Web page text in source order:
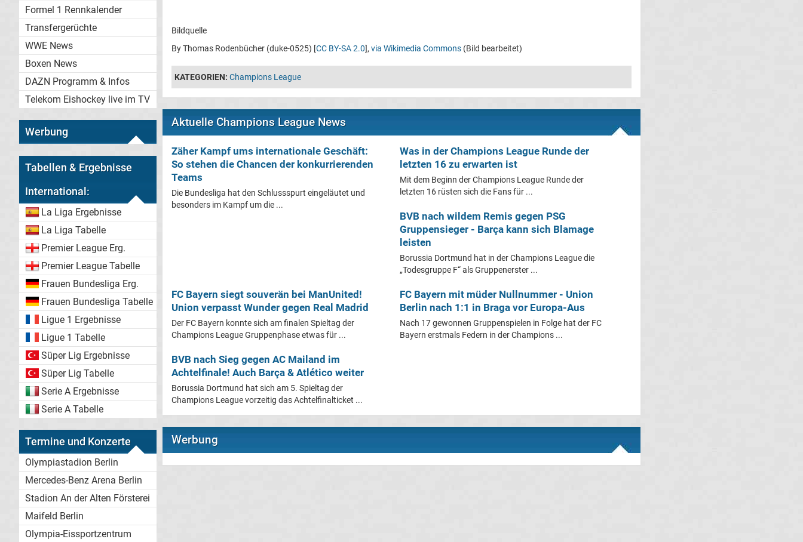
Formel 1 Rennkalender
Transfergerüchte
WWE News
Boxen News
DAZN Programm & Infos
Telekom Eishockey live im TV
Werbung
Tabellen & Ergebnisse
International:
La Liga Ergebnisse
La Liga Tabelle
Premier League Erg.
Premier League Tabelle
Frauen Bundesliga Erg.
Frauen Bundesliga Tabelle
Ligue 1 Ergebnisse
Ligue 1 Tabelle
Süper Lig Ergebnisse
Süper Lig Tabelle
Serie A Ergebnisse
Serie A Tabelle
Termine und Konzerte
Olympiastadion Berlin
Mercedes-Benz Arena Berlin
Stadion An der Alten Försterei
Maifeld Berlin
Olympia-Eissportzentrum
Bildquelle
By Thomas Rodenbücher (duke-0525) [CC BY-SA 2.0], via Wikimedia Commons (Bild bearbeitet)
KATEGORIEN: Champions League
Aktuelle Champions League News
Zäher Kampf ums internationale Geschäft:
So stehen die Chancen der konkurrierenden
Teams
Die Bundesliga hat den Schlussspurt eingeläutet und
besonders im Kampf um die ...
Was in der Champions League Runde der
letzten 16 zu erwarten ist
Mit dem Beginn der Champions League Runde der
letzten 16 rüsten sich die Fans für ...
BVB nach wildem Remis gegen PSG
Gruppensieger - Barça kann sich Blamage
leisten
Borussia Dortmund hat in der Champions League die
„Todesgruppe F“ als Gruppenerster ...
FC Bayern siegt souverän bei ManUnited!
Union verpasst Wunder gegen Real Madrid
Der FC Bayern konnte sich am finalen Spieltag der
Champions League Gruppenphase etwas für ...
FC Bayern mit müder Nullnummer - Union
Berlin nach 1:1 in Braga vor Europa-Aus
Nach 17 gewonnen Gruppenspielen in Folge hat der FC
Bayern erstmals Federn in der Champions ...
BVB nach Sieg gegen AC Mailand im
Achtelfinale! Auch Barça & Atlético weiter
Borussia Dortmund hat sich am 5. Spieltag der
Champions League vorzeitig das Achtelfinalticket ...
Werbung